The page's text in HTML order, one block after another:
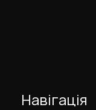
Навігація